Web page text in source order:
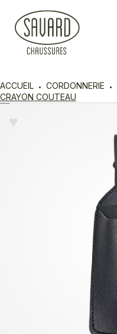
ACCUEIL CORDONNERIE
CRAYON COUTEAU